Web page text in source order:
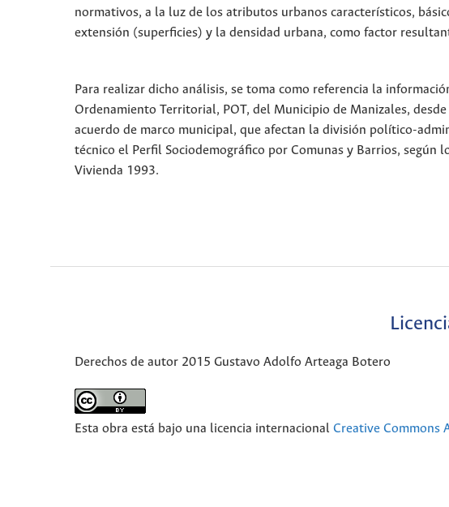
normativos, a la luz de los atributos urbanos característicos,
extensión (superficies) y la densidad urbana, como factor
Para realizar dicho análisis, se toma como referencia la
Ordenamiento Territorial, POT, del Municipio de Manizales,
acuerdo de marco municipal, que afectan la división político-
técnico el Perfil Sociodemográfico por Comunas y Barrios, según
Vivienda 1993.
Derechos de autor 2015 Gustavo Adolfo Arteaga Botero
Esta obra está bajo una licencia internacional Creative Commons